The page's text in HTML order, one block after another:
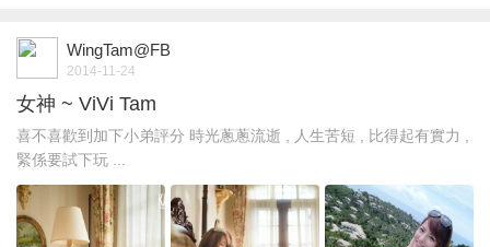
WingTam@FB
2014-11-24
女神 ~ ViVi Tam
喜不喜歡到加下小弟評分 時光蔥蔥流逝 , 人生苦短 , 比得起有實力 ,
緊係要試下玩 ...